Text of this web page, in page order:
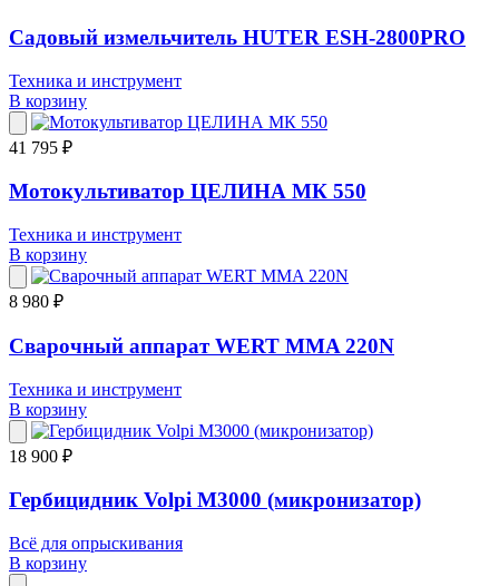
Садовый измельчитель HUTER ESH-2800PRO
Техника и инструмент
В корзину
41 795 ₽
Мотокультиватор ЦЕЛИНА МК 550
Техника и инструмент
В корзину
8 980 ₽
Сварочный аппарат WERT MMA 220N
Техника и инструмент
В корзину
18 900 ₽
Гербицидник Volpi M3000 (микронизатор)
Всё для опрыскивания
В корзину